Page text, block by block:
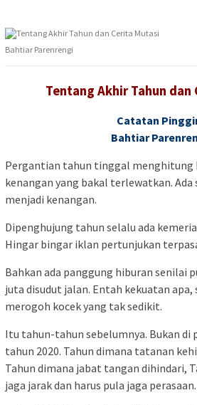
Bahtiar Parenrengi
Tentang Akhir Tahun
Catatan
Bahtiar
Pergantian tahun tinggal menghitung
kenangan yang bakal terlewatkan. Ada
menjadi kenangan.
Dipenghujung tahun selalu ada
Hingar bingar iklan pertunjukan
Bahkan ada panggung hiburan senilai
juta disudut jalan. Entah kekuatan apa,
merogoh kocek yang tak sedikit.
Itu tahun-tahun sebelumnya. Bukan di
tahun 2020. Tahun dimana tatanan
Tahun dimana jabat tangan dihindari,
jaga jarak dan harus pula jaga perasaan.